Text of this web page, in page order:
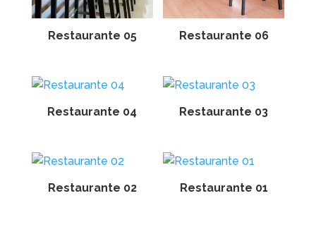
Restaurante 05 Restaurante 06
Restaurante 04 Restaurante 03
Restaurante 02 Restaurante 01